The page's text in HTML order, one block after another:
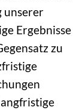
unserer
Ergebnisse
zu